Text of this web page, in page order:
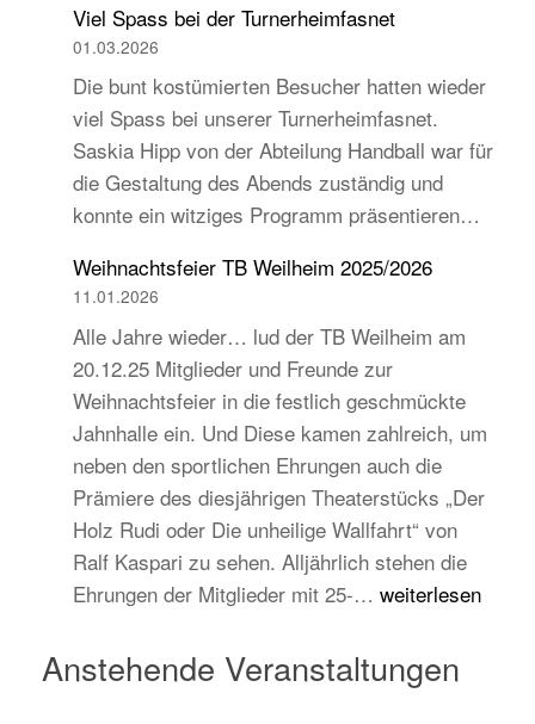
2026
–
Beständig
und
traditionell,
aber
auch
jugend-
und
Viel Spass bei der Turnerheimfasnet
01.03.2026
Die bunt kostümierten Besucher hatten wieder
viel Spass bei unserer Turnerheimfasnet.
Saskia Hipp von der Abteilung Handball war für
die Gestaltung des Abends zuständig und
konnte ein witziges Programm präsentieren…
Weihnachtsfeier TB Weilheim 2025/2026
11.01.2026
Alle Jahre wieder… lud der TB Weilheim am
20.12.25 Mitglieder und Freunde zur
Weihnachtsfeier in die festlich geschmückte
Jahnhalle ein. Und Diese kamen zahlreich, um
neben den sportlichen Ehrungen auch die
Prämiere des diesjährigen Theaterstücks „Der
Holz Rudi oder Die unheilige Wallfahrt“ von
Ralf Kaspari zu sehen. Alljährlich stehen die
Ehrungen der Mitglieder mit 25-… Weihnachtsfeier
2025/2026
weiterlesen
Anstehende Veranstaltungen